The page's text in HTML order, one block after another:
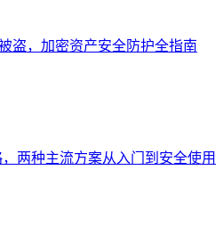
盗，加密资产安全防护全指南
两种主流方案从入门到安全使用